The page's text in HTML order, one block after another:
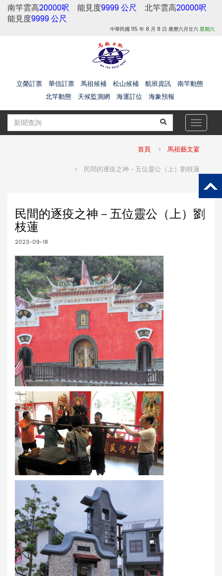
南竿雲高20000呎 能見度9999 公尺 北竿雲高20000呎
能見度9999 公尺
中華民國 115 年 8 月 8 日 農曆六月廿六 星期六
立榮訂票 華信訂票 馬祖候補 松山候補 航班資訊
南竿動態
北竿動態
天候監測網 海運訂位 海象預報
Toggle
首頁 馬祖藝文宴
民間的逐疫之神－五位靈公（上）劉枝蓮
民間的逐疫之神－五位靈公（上）劉
枝蓮
2023-09-18